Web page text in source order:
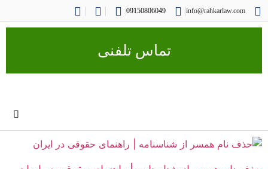
info@rahkarlaw.com
09150806049
تماس تلفنی